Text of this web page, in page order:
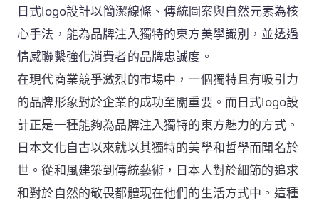
日式logo設計以簡潔線條、傳統圖案與自然元素為核
心手法，能為品牌注入獨特的東方美學識別，並透過
情感聯繫強化消費者的品牌忠誠度。
在現代商業競爭激烈的市場中，一個獨特且有吸引力
的品牌形象對於企業的成功至關重要。而日式logo設
計正是一種能夠為品牌注入獨特的東方魅力的方式。
日本文化自古以來就以其獨特的美學和哲學而聞名於
世。從和風建築到傳統藝術，日本人對於細節的追求
和對於自然的敬畏都體現在他們的生活方式中。這種